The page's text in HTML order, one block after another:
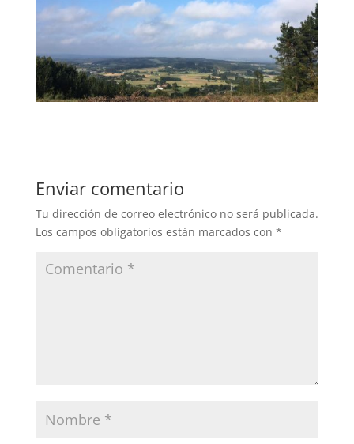
Enviar comentario
Tu dirección de correo electrónico no será publicada.
Los campos obligatorios están marcados con *